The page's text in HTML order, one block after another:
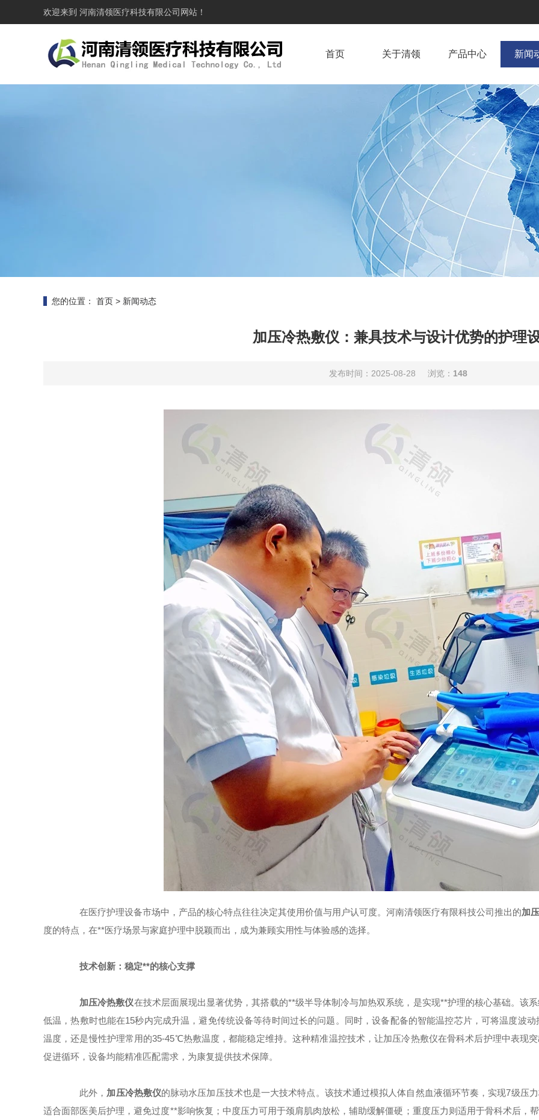
欢迎来到 河南清领医疗科技有限公司 网站！
首页 关于清领 产品中心 新闻
您的位置： 首页 > 新闻动态
加压冷热敷仪：兼具技术与设计优势的护理
发布时间：2025-08-28 浏览： 148
在医疗护理设备市场中，产品的核心特点往往决定其使用价值与用户认可度。河南清领医疗有限科技公司推出的加
度的特点，在**医疗场景与家庭护理中脱颖而出，成为兼顾实用性与体验感的选择。
技术创新：稳定**的核心支撑
加压冷热敷仪在技术层面展现出显著优势，其搭载的**级半导体制冷与加热双系统，是实现**护理的核心基础。该
低温，热敷时也能在15秒内完成升温，避免传统设备等待时间过长的问题。同时，设备配备的智能温控芯片，可将温度波
温度，还是慢性护理常用的35-45℃热敷温度，都能稳定维持。这种精准温控技术，让加压冷热敷仪在骨科术后护理中表
促进循环，设备均能精准匹配需求，为康复提供技术保障。
此外， 加压冷热敷仪的脉动水压加压技术也是一大技术特点。该技术通过模拟人体自然血液循环节奏，实现7级压
适合面部医美后护理，避免过度**影响恢复；中度压力可用于颈肩肌肉放松，辅助缓解僵硬；重度压力则适用于骨科术后，